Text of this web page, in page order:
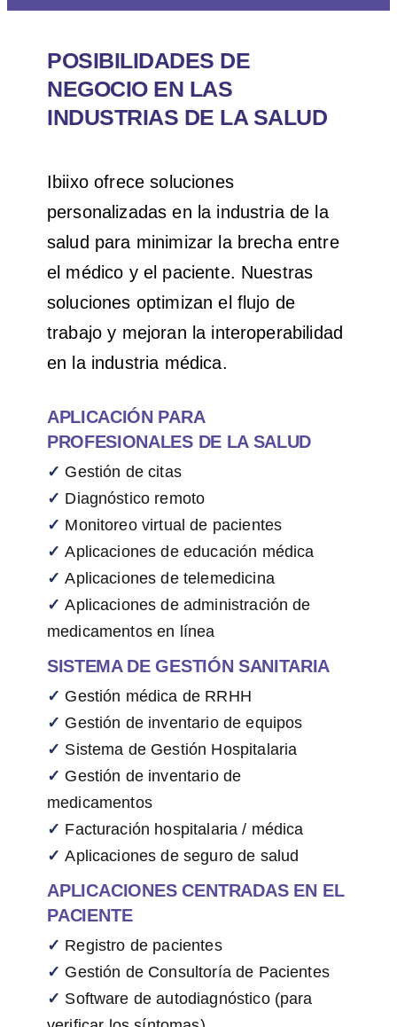
POSIBILIDADES DE
NEGOCIO EN LAS
INDUSTRIAS DE LA SALUD
Ibiixo ofrece soluciones
personalizadas en la industria de la
salud para minimizar la brecha entre
el médico y el paciente. Nuestras
soluciones optimizan el flujo de
trabajo y mejoran la interoperabilidad
en la industria médica.
APLICACIÓN PARA
PROFESIONALES DE LA SALUD
✓ Gestión de citas
✓ Diagnóstico remoto
✓ Monitoreo virtual de pacientes
✓ Aplicaciones de educación médica
✓ Aplicaciones de telemedicina
✓ Aplicaciones de administración de
medicamentos en línea
SISTEMA DE GESTIÓN SANITARIA
✓ Gestión médica de RRHH
✓ Gestión de inventario de equipos
✓ Sistema de Gestión Hospitalaria
✓ Gestión de inventario de
medicamentos
✓ Facturación hospitalaria / médica
✓ Aplicaciones de seguro de salud
APLICACIONES CENTRADAS EN EL
PACIENTE
✓ Registro de pacientes
✓ Gestión de Consultoría de Pacientes
✓ Software de autodiagnóstico (para